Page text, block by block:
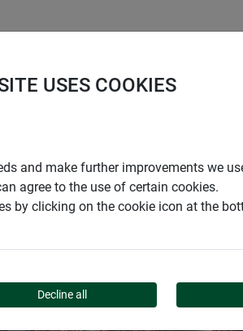
ET CONSEILS
ET JARDIN
DE
FORME
USES COOKIES
and make further improvements we
agree to the use of certain cookies.
by clicking on the cookie icon at the
Decline all